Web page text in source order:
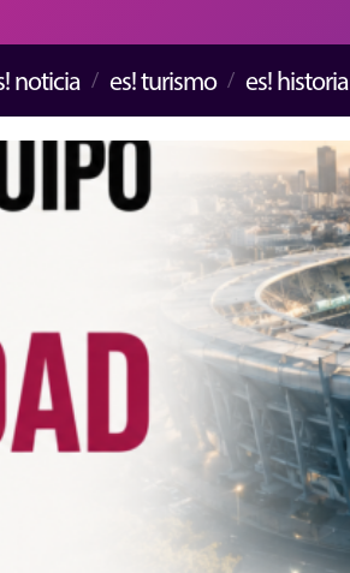
noticia es! turismo es! historia